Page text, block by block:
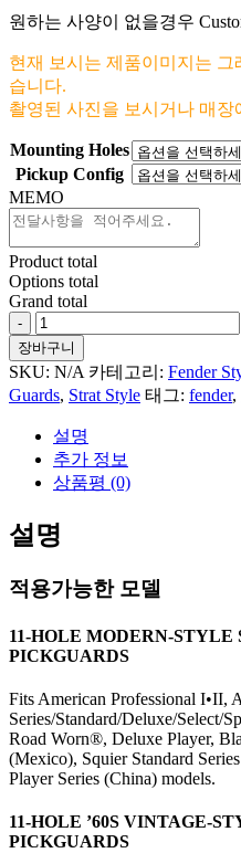
원하는 사양이 없을경우
현재 보시는 제품이미지는
습니다.
촬영된 사진을 보시거나 매
Mounting Holes
Pickup Config
MEMO
Product total
Options total
Grand total
Marble
#15
For
Fender
Strat
량
장바구니
SKU: N/A 카테고리: Fender
Guards, Strat Style 태그: fender,
설명
추가 정보
상품평 (0)
설명
적용가능한 모델
11-HOLE MODERN-STYLE
PICKGUARDS
Fits American Professional I•II,
Series/Standard/Deluxe/
Road Worn®, Deluxe Player,
(Mexico), Squier Standard
Player Series (China) models.
11-HOLE ’60S VINTAGE-
PICKGUARDS